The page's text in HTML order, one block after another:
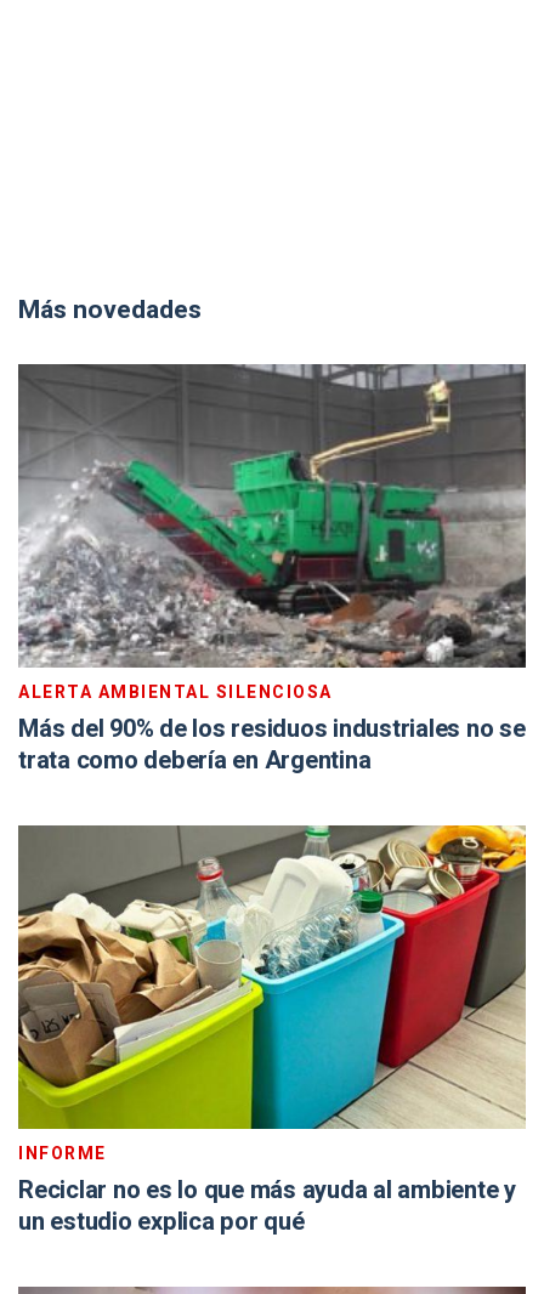
Más novedades
ALERTA AMBIENTAL SILENCIOSA
Más del 90% de los residuos industriales no se
trata como debería en Argentina
INFORME
Reciclar no es lo que más ayuda al ambiente y
un estudio explica por qué